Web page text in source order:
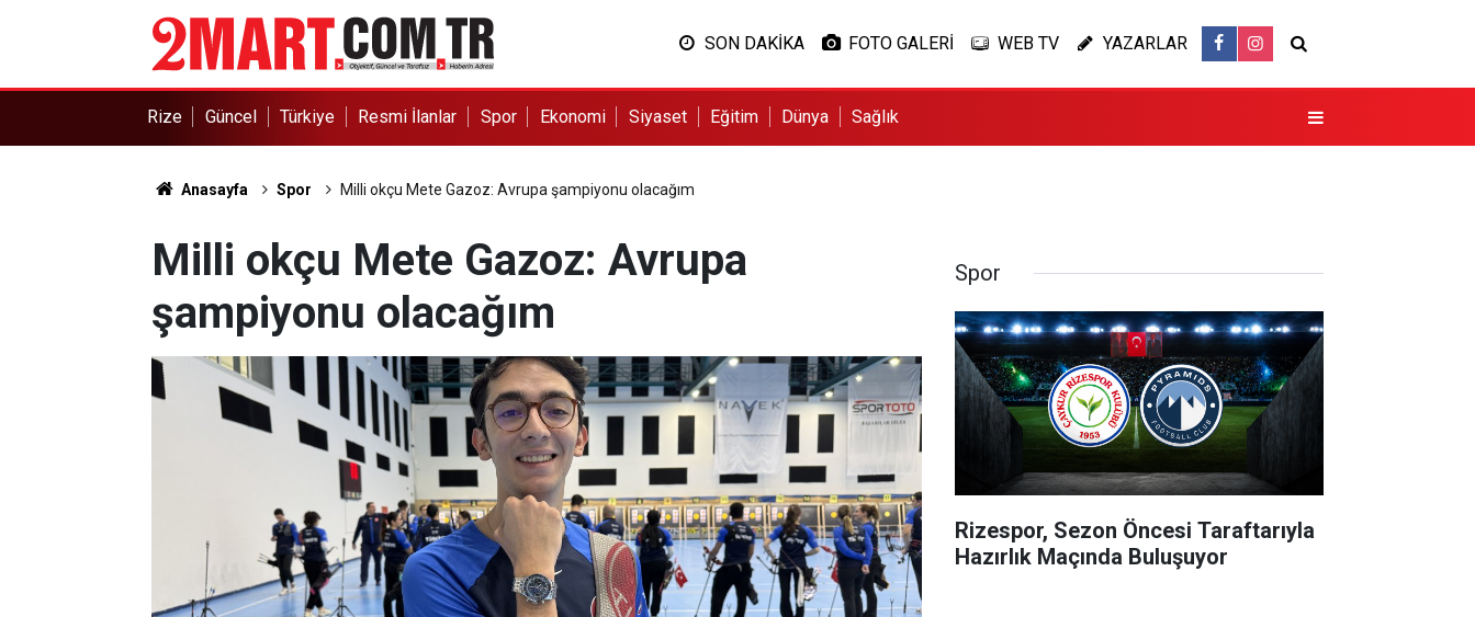
SON DAKİKA FOTO GALERİ WEB TV YAZARLAR
Rize Güncel Türkiye Resmi İlanlar Spor Ekonomi Siyaset Eğitim Dünya Sağlık
Anasayfa Spor Milli okçu Mete Gazoz: Avrupa şampiyonu olacağım
Milli okçu Mete Gazoz: Avrupa
şampiyonu olacağım
Spor
Rizespor, Sezon Öncesi Taraftarıyla
Hazırlık Maçında Buluşuyor